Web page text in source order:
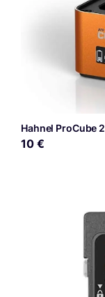
Hahnel ProCube 2
10 €